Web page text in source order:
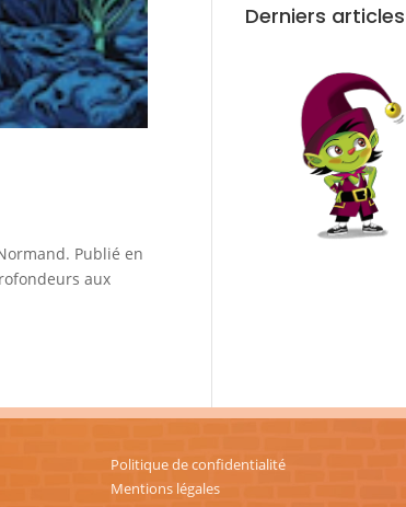
Publié en
aux
Derniers articles
Politique de confidentialité
Mentions légales